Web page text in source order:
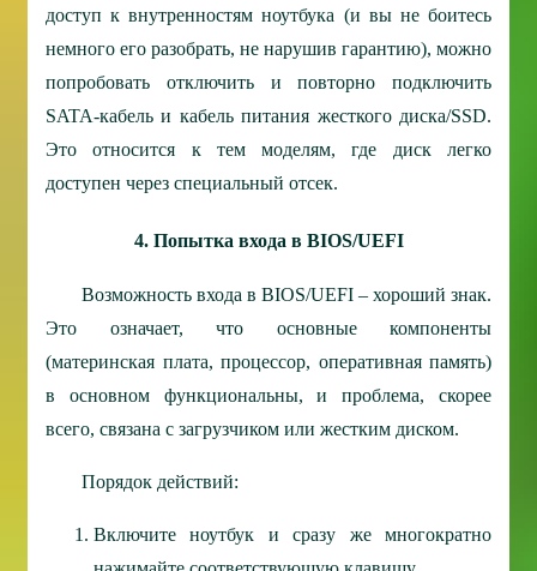
доступ к внутренностям ноутбука (и вы не боитесь
немного его разобрать, не нарушив гарантию), можно
попробовать отключить и повторно подключить
SATA-кабель и кабель питания жесткого диска/SSD.
Это относится к тем моделям, где диск легко
доступен через специальный отсек.
4. Попытка входа в BIOS/UEFI
Возможность входа в BIOS/UEFI – хороший знак.
Это означает, что основные компоненты
(материнская плата, процессор, оперативная память)
в основном функциональны, и проблема, скорее
всего, связана с загрузчиком или жестким диском.
Порядок действий:
Включите ноутбук и сразу же многократно